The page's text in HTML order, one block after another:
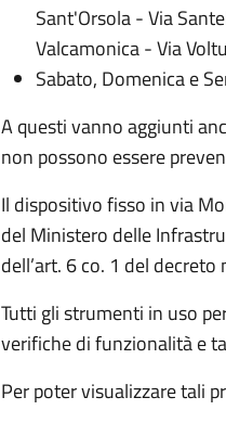
Sant'Orsola - Via
Valcamonica - Via
​Sabato, Domenica e
A questi vanno aggiunti
non possono essere
Il dispositivo fisso in via
del Ministero delle
dell’art. 6 co. 1 del
Tutti gli strumenti in uso
verifiche di funzionalità e
Per poter visualizzare tali